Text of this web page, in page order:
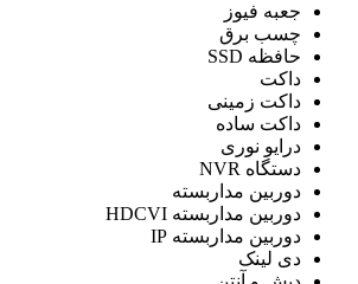
جعبه فیوز
چسب برق
حافظه SSD
داکت
داکت زمینی
داکت ساده
درایو نوری
دستگاه NVR
دوربین مداربسته
دوربین مداربسته HDCVI
دوربین مداربسته IP
دی لینک